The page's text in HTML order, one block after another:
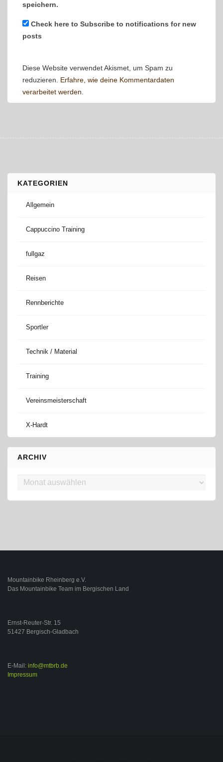
speichern.
Check here to Subscribe to notifications for new
posts
Diese Website verwendet Akismet, um Spam zu
reduzieren. Erfahre, wie deine Kommentardaten
verarbeitet werden.
KATEGORIEN
Allgemein
Cappuccino Training
fullgaz
Reisen
Rennberichte
Sportler
Technik / Material
Training
Vereinsmeisterschaft
X-Hardt
ARCHIV
Archiv
Mountainbike Rheinberg e.V.
Das Mountainbike Team im Bergischen Land
Ernst-Reuter-Str. 15
51427 Bergisch-Gladbach
E-Mail: info@mtbrb.de
Impressum